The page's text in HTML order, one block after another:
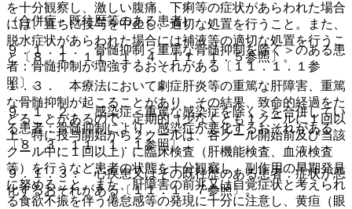
（合併症・既往歴等のある患者）
９．１．１． 骨髄抑制＜重篤な骨髄抑制を除く＞のある患
者：骨髄抑制が増強するおそれがある〔１１．１．１参
照〕。
９．１．２． 感染症＜重篤な感染症を除く＞を合併してい
る患者：骨髄抑制により、感染症が悪化するおそれがある
〔８．３、１１．１．１参照〕。
９．１．３． 心疾患又はその既往歴のある患者：症状が悪
化するおそれがある〔１１．１．７参照〕。
を十分観察し、激しい腹痛、下痢等の症状があらわれた場合
には、直ちに投与を中止し、適切な処置を行うこと。また、
脱水症状があらわれた場合には補液等の適切な処置を行うこ
と〔８．１、１１．１．４、１１．１．５参照〕。
１．３． 本療法において劇症肝炎等の重篤な肝障害、重篤
な骨髄抑制が起こることがあり、その結果、致命的経過をた
どることがあるので、定期的（少なくとも１クールに１回以
上、特に投与開始から２クールは、各クール開始前及び当該
クール中に１回以上）に臨床検査（肝機能検査、血液検査
等）を行うなど患者の状態を十分観察し、副作用の早期発見
に努めること。また、肝障害の前兆又は自覚症状と考えられ
る食欲不振を伴う倦怠感等の発現に十分に注意し、黄疸（眼